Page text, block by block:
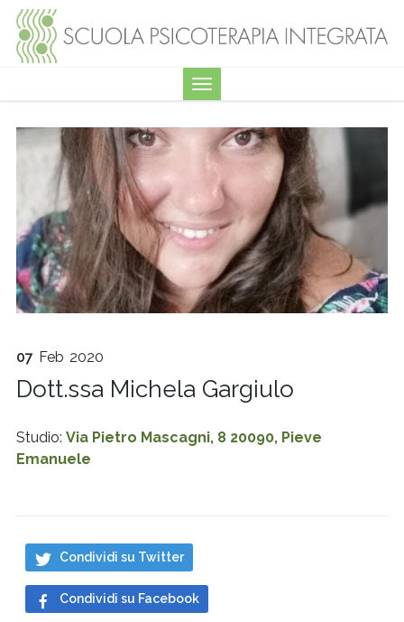
07 Feb 2020
Dott.ssa Michela Gargiulo
Studio: Via Pietro Mascagni, 8 20090, Pieve
Emanuele
Condividi su Twitter
Condividi su Facebook